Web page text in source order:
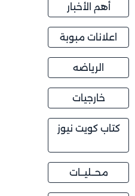
أهم الأخبار
اعلانات مبوبة
الرياضه
خارجيات
كتاب كويت نيوز
محــليــات